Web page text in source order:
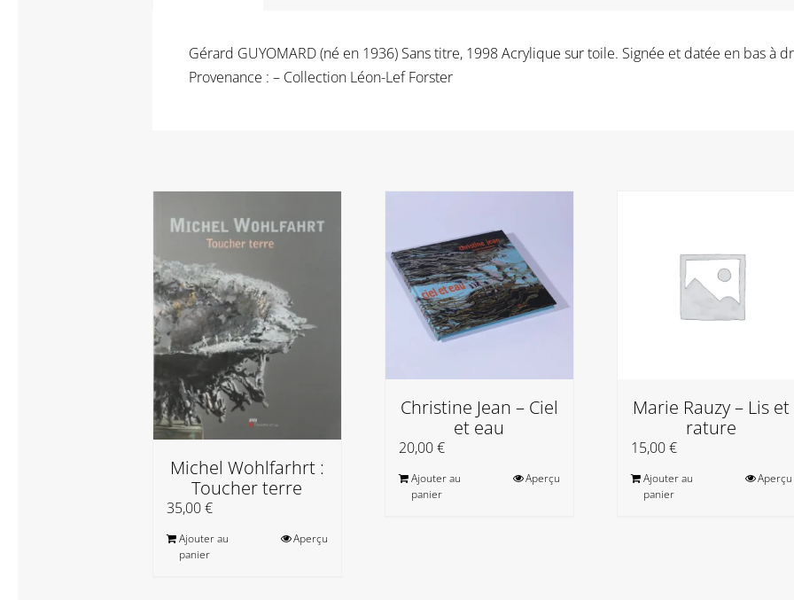
Gérard GUYOMARD (né en 1936) Sans titre, 1998 Acrylique sur toile. Signée et datée en bas à
Provenance : – Collection Léon-Lef Forster
Michel Wohlfarhrt :
Toucher terre
35,00€
Ajouter au
panier
Aperçu
Christine Jean – Ciel
et eau
20,00€
Ajouter au
panier
Aperçu
Marie Rauzy – Lis et
rature
15,00€
Ajouter au
panier
Aperçu